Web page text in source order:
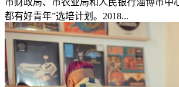
都有好青年”选培计划。2018...